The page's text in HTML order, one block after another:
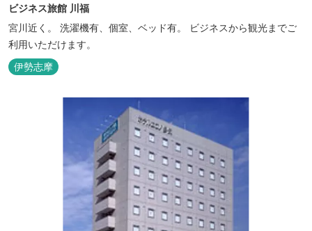
ビジネス旅館 川福
宮川近く。 洗濯機有、個室、ベッド有。 ビジネスから観光までご
利用いただけます。
伊勢志摩